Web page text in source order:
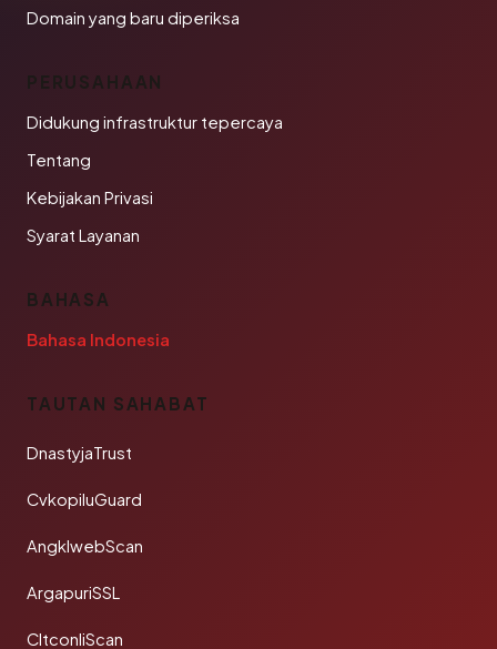
Domain yang baru diperiksa
PERUSAHAAN
Didukung infrastruktur tepercaya
Tentang
Kebijakan Privasi
Syarat Layanan
BAHASA
Bahasa Indonesia
TAUTAN SAHABAT
DnastyjaTrust
CvkopiluGuard
AngklwebScan
ArgapuriSSL
CltconliScan